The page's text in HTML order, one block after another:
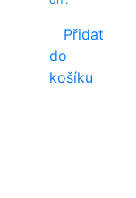
Přidat
do
košíku